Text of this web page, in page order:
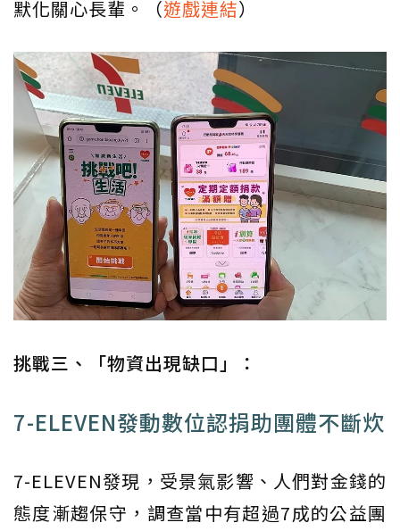
默化關心長輩。（遊戲連結）
挑戰三、「物資出現缺口」：
7-ELEVEN發動數位認捐助團體不斷炊
7-ELEVEN發現，受景氣影響、人們對金錢的
態度漸趨保守，調查當中有超過7成的公益團